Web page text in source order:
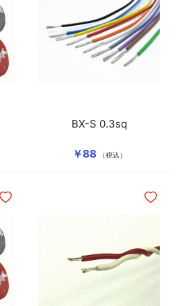
￥88 （税込）
BX-S 0.3sq
ほしいものリストに追加 ほしい